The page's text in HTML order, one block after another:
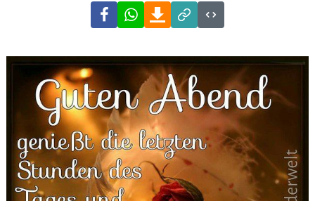
FacebookWhatsAppDownload
Link
Code